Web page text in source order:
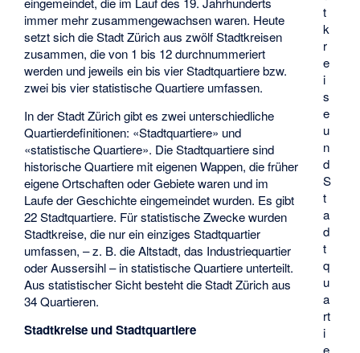
t
k
r
e
i
s
e
u
n
d
S
t
a
d
t
q
u
a
rt
i
e
immer mehr zusammengewachsen waren. Heute
setzt sich die Stadt Zürich aus zwölf Stadtkreisen
zusammen, die von 1 bis 12 durchnummeriert
werden und jeweils ein bis vier Stadtquartiere bzw.
zwei bis vier statistische Quartiere umfassen.
In der Stadt Zürich gibt es zwei unterschiedliche
Quartierdefinitionen: «Stadtquartiere» und
«statistische Quartiere». Die Stadtquartiere sind
historische Quartiere mit eigenen Wappen, die früher
eigene Ortschaften oder Gebiete waren und im
Laufe der Geschichte eingemeindet wurden. Es gibt
22 Stadtquartiere. Für statistische Zwecke wurden
Stadtkreise, die nur ein einziges Stadtquartier
umfassen, – z. B. die Altstadt, das Industriequartier
oder Aussersihl – in statistische Quartiere unterteilt.
Aus statistischer Sicht besteht die Stadt Zürich aus
34 Quartieren.
Stadtkreise und Stadtquartiere